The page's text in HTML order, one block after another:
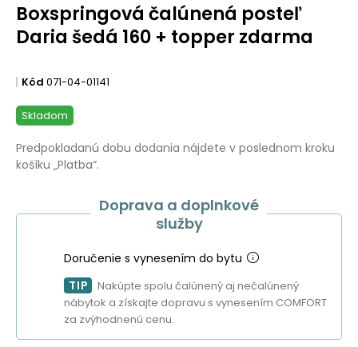
Boxspringová čalúnená posteľ
Daria šedá 160 + topper zdarma
Kód 071-04-01141
Skladom
Predpokladanú dobu dodania nájdete v poslednom kroku
košíku „Platba“.
Doprava a doplnkové
služby
Doručenie s vynesením do bytu
TIP
Nakúpte spolu čalúnený aj nečalúnený
nábytok a získajte dopravu s vynesením COMFORT
za zvýhodnenú cenu.